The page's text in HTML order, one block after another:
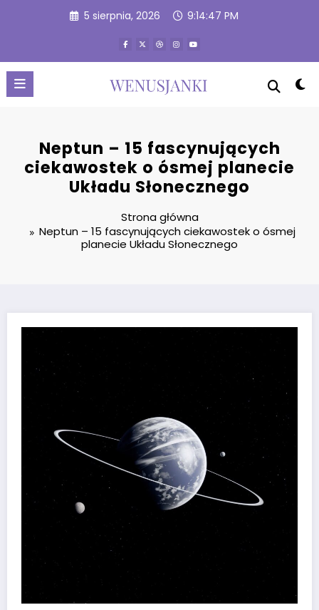
5 sierpnia, 2026 9:14:48 PM
Neptun – 15 fascynujących
ciekawostek o ósmej planecie
Układu Słonecznego
Strona główna
Neptun – 15 fascynujących ciekawostek o ósmej
planecie Układu Słonecznego